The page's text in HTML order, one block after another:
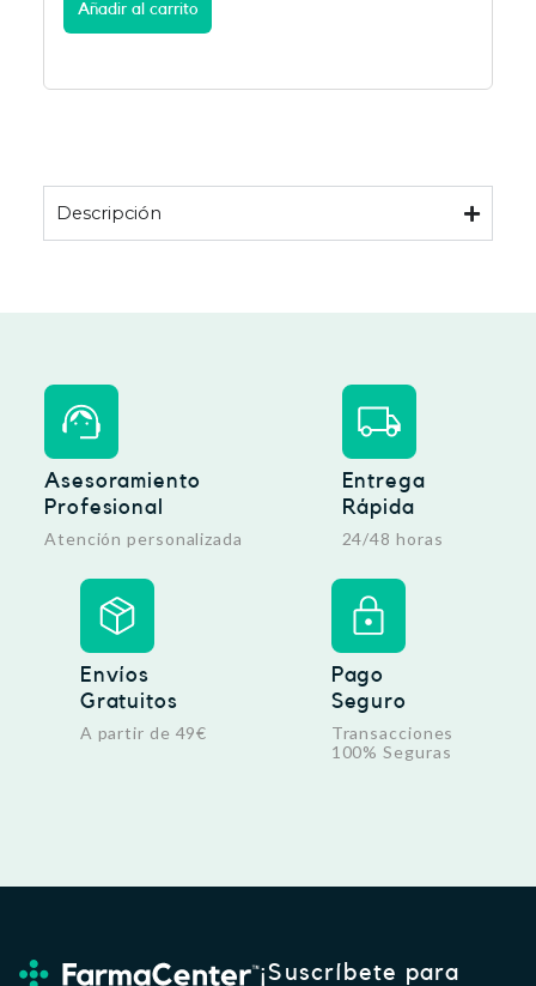
Añadir al carrito
Descripción
Asesoramiento
Profesional
Atención personalizada
Entrega
Rápida
24/48 horas
Envíos
Gratuitos
A partir de 49€
Pago
Seguro
Transacciones
100% Seguras
¡Suscríbete para